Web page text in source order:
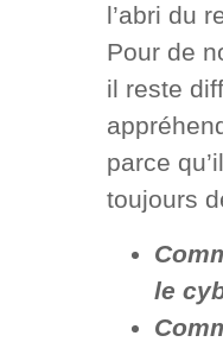
l’abri du
Pour de
il reste
parce
toujours
le